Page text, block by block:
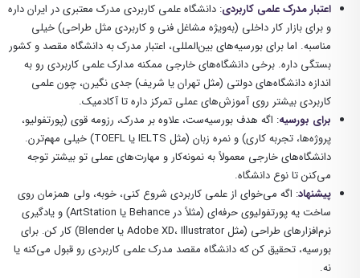
اعتبار مدرک علمی کاربردی: دانشگاه علمی کاربردی مدرک معتبری در ایران داره
و برای بازار کار داخلی (به‌ویژه مشاغل فنی و کاربردی مثل طراحی) خیلی
مناسبه. اما برای بورسیه‌های بین‌المللی، اعتبار مدرک به دانشگاه مقصد و کشور
بستگی داره. برخی دانشگاه‌های خارجی ممکنه مدارک علمی کاربردی رو به
اندازه دانشگاه‌های دولتی (مثل تهران یا شریف) جدی نگیرن، چون علمی
کاربردی بیشتر روی آموزش‌های عملی تمرکز داره تا آکادمیک.
برای بورسیه: اگه هدف بورسیه‌ست، علاوه بر مدرک، رزومه قوی (پورتفولیو،
پروژه‌ها، تجربه کاری) و نمره زبان (مثل IELTS یا TOEFL) خیلی مهم‌ترن.
دانشگاه‌های خارجی معمولاً به نمونه‌کار و مهارت‌های عملی تو بیشتر توجه
می‌کنن تا نوع دانشگاه.
پیشنهاد: اگه می‌خوای از علمی کاربردی شروع کنی، خوبه، ولی همزمان روی
ساخت یه پورتفولیوی حرفه‌ای (مثلاً در Behance یا ArtStation) و یادگیری
نرم‌افزارهای طراحی (مثل Adobe XD، Illustrator یا Blender) کار کن. برای
بورسیه، تحقیق کن که دانشگاه مقصد مدرک علمی کاربردی رو قبول می‌کنه یا
نه.